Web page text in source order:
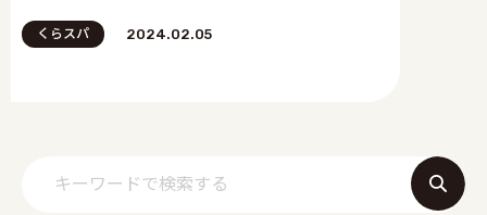
くらスパ 2024.02.05